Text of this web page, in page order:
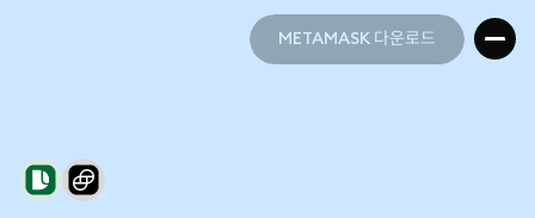
METAMASK 다운로드